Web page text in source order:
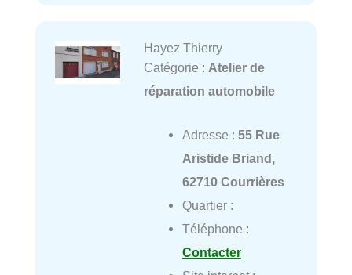
Hayez Thierry
Catégorie : Atelier de
réparation automobile
Adresse : 55 Rue
Aristide Briand,
62710 Courrières
Quartier :
Téléphone :
Contacter